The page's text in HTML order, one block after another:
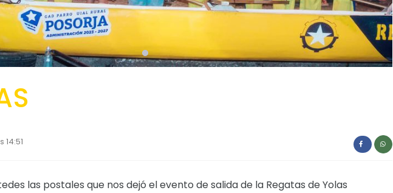
las postales que nos dejó el evento de salida de la Regatas de Yolas